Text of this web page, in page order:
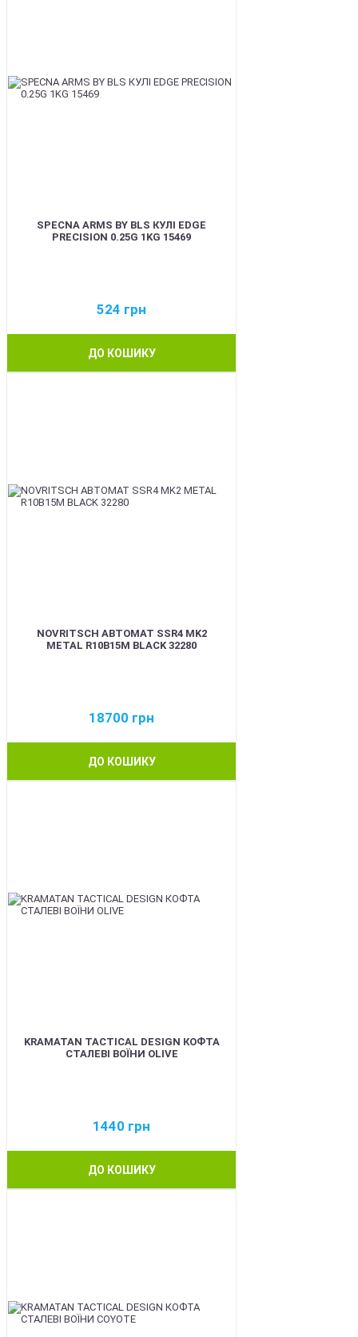
SPECNA ARMS BY BLS КУЛІ EDGE
PRECISION 0.25G 1KG 15469
524 грн
ДО КОШИКУ
NOVRITSCH АВТОМАТ SSR4 MK2
METAL R10B15M BLACK 32280
18700 грн
ДО КОШИКУ
KRAMATAN TACTICAL DESIGN КОФТА
СТАЛЕВІ ВОЇНИ OLIVE
1440 грн
ДО КОШИКУ